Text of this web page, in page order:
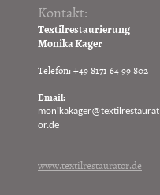
Kontakt:
Textilrestaurierung
Monika Kager
Telefon: +49 8171 64 99 802
Email:
monikakager@textilrestaurat
or.de
www.textilrestaurator.de